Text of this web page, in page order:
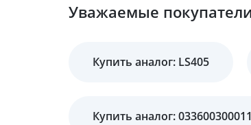
Уважаемые
Купить аналог: LS405
Купить аналог: 033600300011